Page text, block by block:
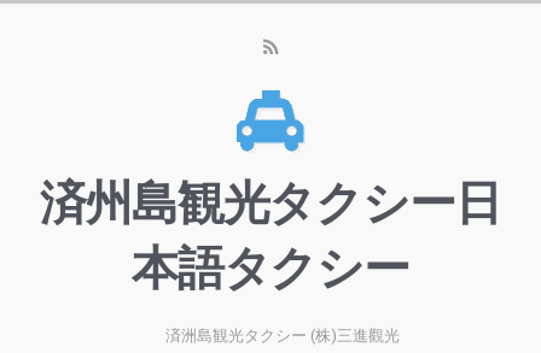
済州島観光タクシー日
本語タクシー
済洲島観光タクシー (株)三進觀光